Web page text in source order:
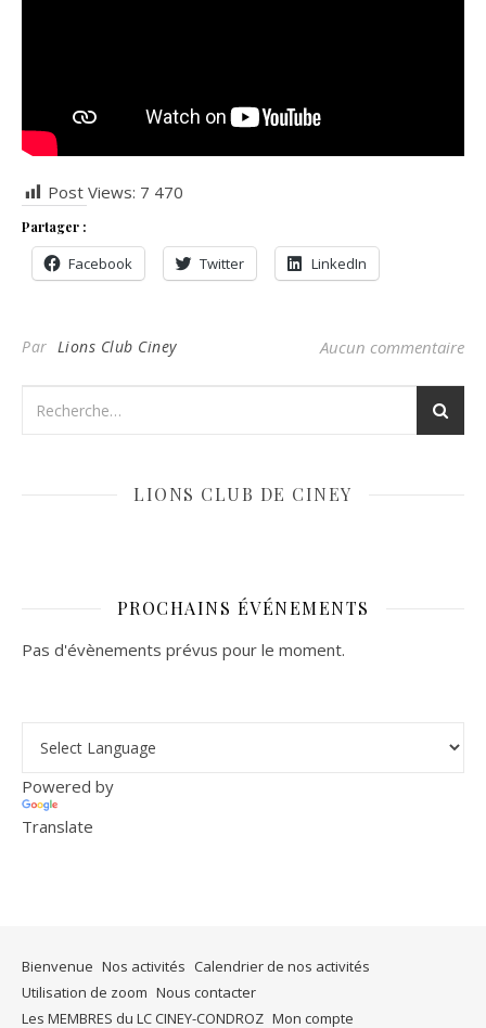
Post Views: 7 470
Partager :
Facebook Twitter LinkedIn
Par Lions Club Ciney Aucun commentaire
LIONS CLUB DE CINEY
PROCHAINS ÉVÉNEMENTS
Pas d'évènements prévus pour le moment.
Powered by
Translate
Bienvenue Nos activités Calendrier de nos activités
Utilisation de zoom Nous contacter
Les MEMBRES du LC CINEY-CONDROZ Mon compte